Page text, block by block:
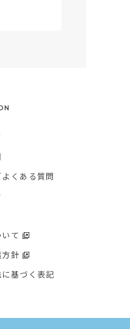
くある質問
て
針
基づく表記